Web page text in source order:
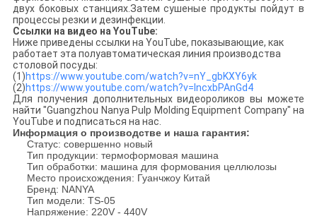
двух боковых станциях.Затем сушеные продукты пойдут в
процессы резки и дезинфекции.
Ссылки на видео на YouTube:
Ниже приведены ссылки на YouTube, показывающие, как
работает эта полуавтоматическая линия производства
столовой посуды:
(1)https://www.youtube.com/watch?v=nY_gbKXY6yk
(2)https://www.youtube.com/watch?v=lncxbPAnGd4
Для получения дополнительных видеороликов вы можете
найти "Guangzhou Nanya Pulp Molding Equipment Company" на
YouTube и подписаться на нас.
Информация о производстве и наша гарантия:
Статус: совершенно новый
Тип продукции: термоформовая машина
Тип обработки: машина для формования целлюлозы
Место происхождения: Гуанчжоу Китай
Бренд: NANYA
Тип модели: TS-05
Напряжение: 220V - 440V